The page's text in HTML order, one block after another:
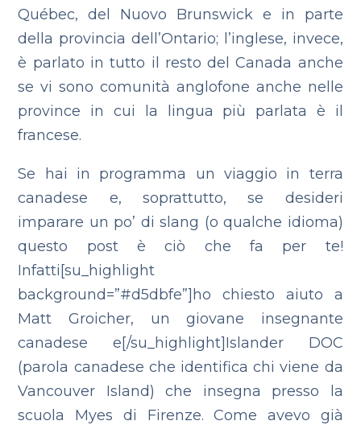
Québec, del Nuovo Brunswick e in parte
della provincia dell’Ontario; l’inglese, invece,
è parlato in tutto il resto del Canada anche
se vi sono comunità anglofone anche nelle
province in cui la lingua più parlata è il
francese.
Se hai in programma un viaggio in terra
canadese e, soprattutto, se desideri
imparare un po’ di slang (o qualche idioma)
questo post è ciò che fa per te!
Infatti[su_highlight
background=”#d5dbfe”]ho chiesto aiuto a
Matt Groicher, un giovane insegnante
canadese e[/su_highlight]Islander DOC
(parola canadese che identifica chi viene da
Vancouver Island) che insegna presso la
scuola Myes di Firenze. Come avevo già